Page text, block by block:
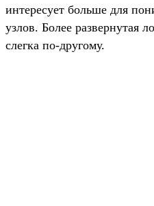
интересует больше для
узлов. Более развернутая
слегка по-другому.